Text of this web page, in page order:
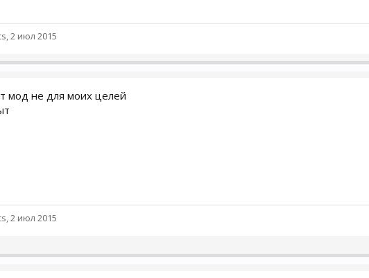
,2 июл 2015
мод не для моих целей
,2 июл 2015